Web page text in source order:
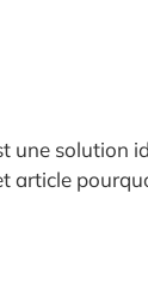
une solution
article